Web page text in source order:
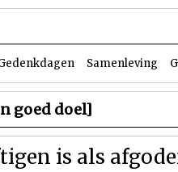
Samenleving
goed doel]
is als